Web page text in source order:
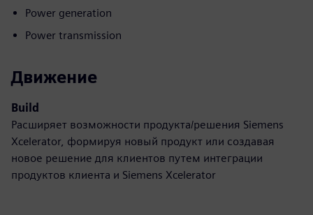
Power generation
Power transmission
Движение
Build
Расширяет возможности продукта/решения Siemens
Xcelerator, формируя новый продукт или создавая
новое решение для клиентов путем интеграции
продуктов клиента и Siemens Xcelerator